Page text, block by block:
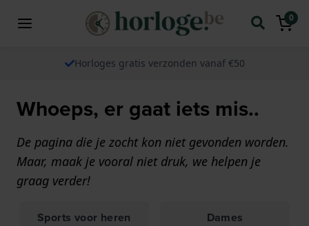
0
Horloges gratis verzonden vanaf €50
Whoeps, er gaat iets mis..
De pagina die je zocht kon niet gevonden worden.
Maar, maak je vooral niet druk, we helpen je
graag verder!
Sports voor heren Dames